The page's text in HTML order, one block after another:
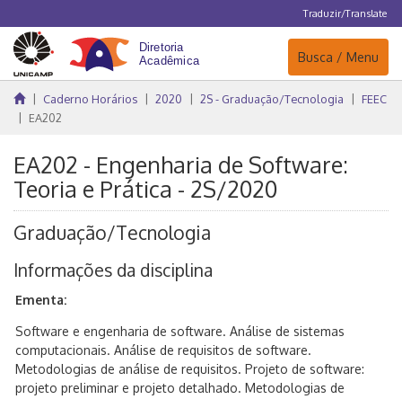
Traduzir/Translate
Navegação
Busca / Menu
Caderno Horários 2020 2S - Graduação/Tecnologia
FEEC
EA202
EA202 - Engenharia de Software:
Teoria e Prática - 2S/2020
Graduação/Tecnologia
Informações da disciplina
Ementa:
Software e engenharia de software. Análise de sistemas
computacionais. Análise de requisitos de software.
Metodologias de análise de requisitos. Projeto de software:
projeto preliminar e projeto detalhado. Metodologias de